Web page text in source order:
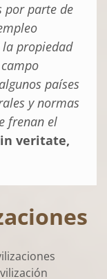
por parte de
propiedad
países
y normas
frenan el
veritate,